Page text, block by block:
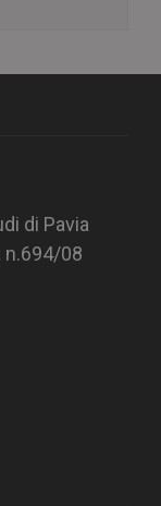
di Pavia
n.694/08